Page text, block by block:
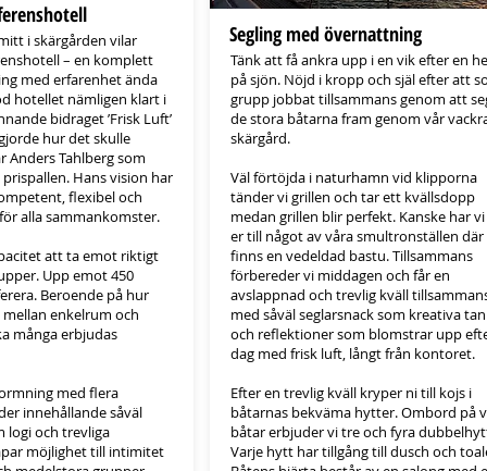
i skärgården vilar
– en komplett
med erfarenhet ända
hotellet nämligen klart i
bidraget ’Frisk Luft’
hur det skulle
Anders Tahlberg som
Hans vision har
flexibel och
alla sammankomster.
att ta emot riktigt
Upp emot 450
Beroende på hur
enkelrum och
många erbjudas
med flera
innehållande såväl
logi och trevliga
möjlighet till intimitet
Segling med övernattning
Tänk att få ankra upp i en vik efter en
på sjön. Nöjd i kropp och själ efter att
grupp jobbat tillsammans genom att
de stora båtarna fram genom vår
skärgård.
Väl förtöjda i naturhamn vid klipporna
tänder vi grillen och tar ett kvällsdopp
medan grillen blir perfekt. Kanske har
er till något av våra smultronställen
finns en vedeldad bastu. Tillsammans
förbereder vi middagen och får en
avslappnad och trevlig kväll
med såväl seglarsnack som kreativa
och reflektioner som blomstrar upp
dag med frisk luft, långt från kontoret.
Efter en trevlig kväll kryper ni till kojs i
båtarnas bekväma hytter. Ombord på
båtar erbjuder vi tre och fyra
Varje hytt har tillgång till dusch och